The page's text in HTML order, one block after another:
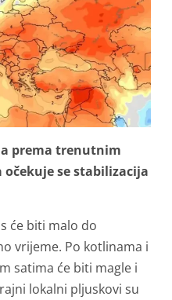
prema trenutnim
se stabilizacija
će biti malo do
vrijeme. Po kotlinama i
satima će biti magle i
lokalni pljuskovi su